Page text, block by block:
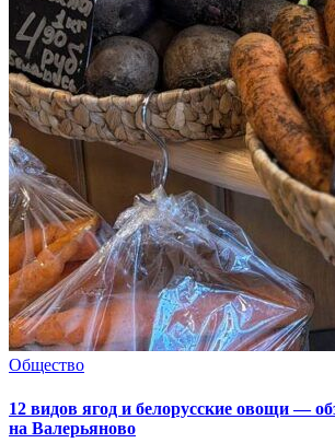
Общество
12 видов ягод и белорусские овощи —
на Валерьяново